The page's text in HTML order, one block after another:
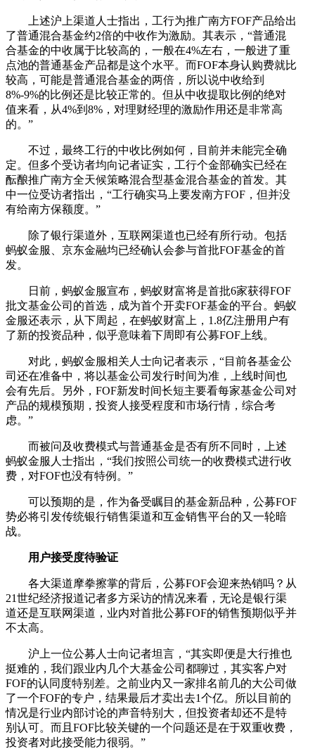
上述沪上渠道人士指出，工行为推广南方FOF产品给出
了普通混合基金约2倍的中收作为激励。其表示，“普通混
合基金的中收属于比较高的，一般在4%左右，一般进了重
点池的普通基金产品都是这个水平。而FOF本身认购费就比
较高，可能是普通混合基金的两倍，所以说中收给到
8%-9%的比例还是比较正常的。但从中收提取比例的绝对
值来看，从4%到8%，对理财经理的激励作用还是非常高
的。”
不过，最终工行的中收比例如何，目前并未能完全确
定。但多个受访者均向记者证实，工行个金部确实已经在
酝酿推广南方全天候策略混合型基金混合基金的首发。其
中一位受访者指出，“工行确实马上要发南方FOF，但并没
有给南方保额度。”
除了银行渠道外，互联网渠道也已经有所行动。包括
蚂蚁金服、京东金融均已经确认会参与首批FOF基金的首
发。
日前，蚂蚁金服宣布，蚂蚁财富将是首批6家获得FOF
批文基金公司的首选，成为首个开卖FOF基金的平台。蚂蚁
金服还表示，从下周起，在蚂蚁财富上，1.8亿注册用户有
了新的投资品种，似乎意味着下周即有公募FOF上线。
对此，蚂蚁金服相关人士向记者表示，“目前各基金公
司还在准备中，将以基金公司发行时间为准，上线时间也
会有先后。另外，FOF新发时间长短主要看每家基金公司对
产品的规模预期，投资人接受程度和市场行情，综合考
虑。”
而被问及收费模式与普通基金是否有所不同时，上述
蚂蚁金服人士指出，“我们按照公司统一的收费模式进行收
费，对FOF也没有特例。”
可以预期的是，作为备受瞩目的基金新品种，公募FOF
势必将引发传统银行销售渠道和互金销售平台的又一轮暗
战。
用户接受度待验证
各大渠道摩拳擦掌的背后，公募FOF会迎来热销吗？从
21世纪经济报道记者多方采访的情况来看，无论是银行渠
道还是互联网渠道，业内对首批公募FOF的销售预期似乎并
不太高。
沪上一位公募人士向记者坦言，“其实即便是大行推也
挺难的，我们跟业内几个大基金公司都聊过，其实客户对
FOF的认同度特别差。之前业内又一家排名前几的大公司做
了一个FOF的专户，结果最后才卖出去1个亿。所以目前的
情况是行业内部讨论的声音特别大，但投资者却还不是特
别认可。而且FOF比较关键的一个问题还是在于双重收费，
投资者对此接受能力很弱。”